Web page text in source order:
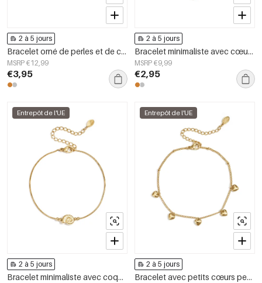
2 à 5 jours
Bracelet orné de perles et de cœurs en pierre
MSRP €12,99
€3,95
2 à 5 jours
Bracelet minimaliste avec cœur décoré
MSRP €9,99
€2,95
Entrepôt de l'UE
2 à 5 jours
Bracelet minimaliste avec coquillage en spirale
Entrepôt de l'UE
2 à 5 jours
Bracelet avec petits cœurs pendants